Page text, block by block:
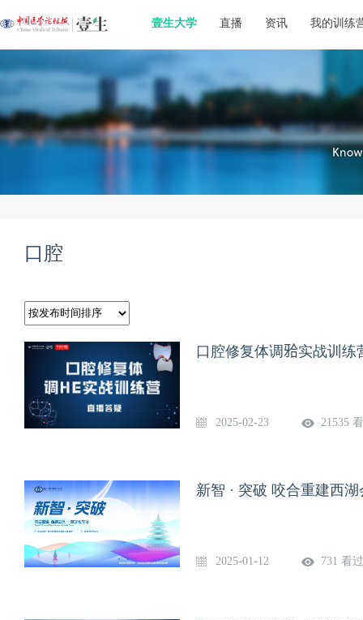
壹生大学 直播 资讯 我的训练
口腔
口腔修复体调𬌗实战训练
2025-02-23 21535
新智 · 突破 咬合重建西
2025-01-12 731 看过